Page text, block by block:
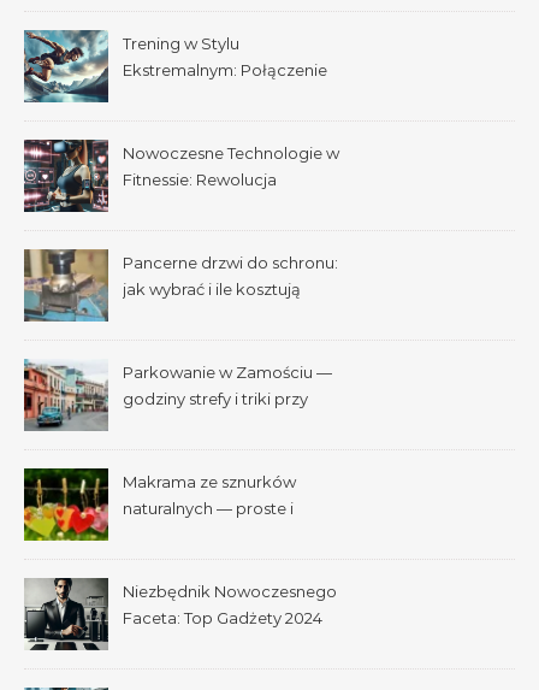
Trening w Stylu
Ekstremalnym: Połączenie
Nowoczesne Technologie w
Fitnessie: Rewolucja
Pancerne drzwi do schronu:
jak wybrać i ile kosztują
Parkowanie w Zamościu —
godziny strefy i triki przy
Makrama ze sznurków
naturalnych — proste i
Niezbędnik Nowoczesnego
Faceta: Top Gadżety 2024